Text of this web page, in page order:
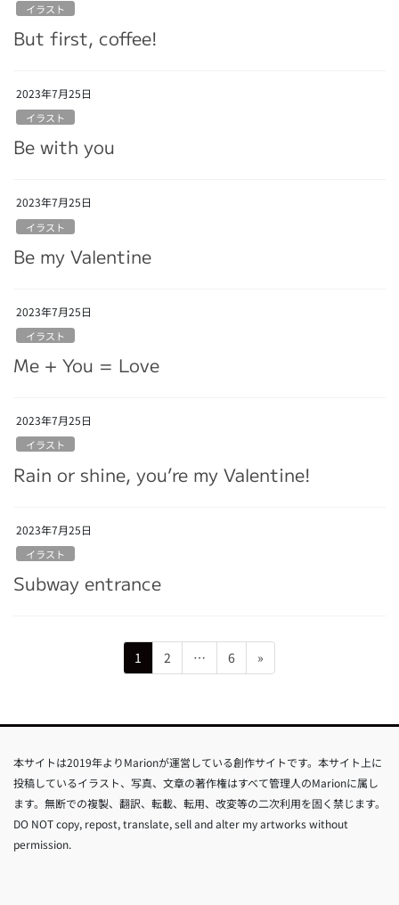
イラスト
But first, coffee!
2023年7月25日
イラスト
Be with you
2023年7月25日
イラスト
Be my Valentine
2023年7月25日
イラスト
Me + You = Love
2023年7月25日
イラスト
Rain or shine, you’re my Valentine!
2023年7月25日
イラスト
Subway entrance
ペ
ー
ジ
送
り
固
定
1
固
定
2 …
固
定
6 »
本サイトは2019年よりMarionが運営している創作サイトです。本サイト上に
投稿しているイラスト、写真、文章の著作権はすべて管理人のMarionに属し
ます。無断での複製、翻訳、転載、転用、改変等の二次利用を固く禁じます。
DO NOT copy, repost, translate, sell and alter my artworks without
permission.